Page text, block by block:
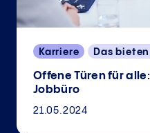
Karriere Das
Offene Türen für
Jobbüro
21.05.2024